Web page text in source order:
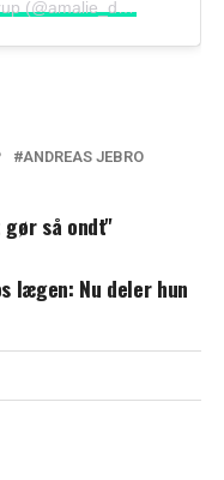
ANDREAS JEBRO
så ondt"
lægen: Nu deler hun